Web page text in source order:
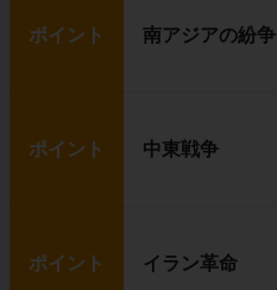
ポイント 南アジアの紛争
ポイント 中東戦争
ポイント イラン革命